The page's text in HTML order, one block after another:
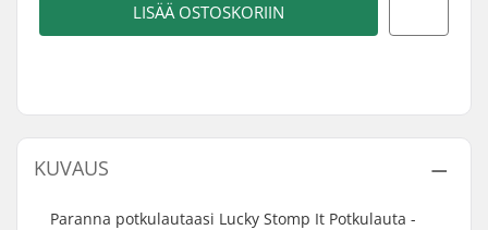
LISÄÄ OSTOSKORIIN
KUVAUS
Paranna potkulautaasi Lucky Stomp It Potkulauta -